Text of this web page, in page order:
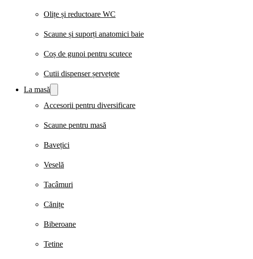
Olițe și reductoare WC
Scaune și suporți anatomici baie
Coș de gunoi pentru scutece
Cutii dispenser șervețete
La masă
Accesorii pentru diversificare
Scaune pentru masă
Bavețici
Veselă
Tacâmuri
Cănițe
Biberoane
Tetine